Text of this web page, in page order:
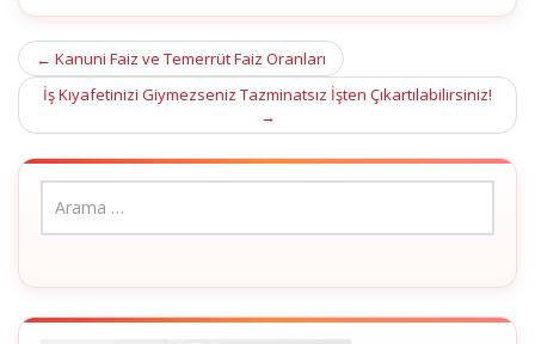
Post
navigation
← Kanuni Faiz ve Temerrüt Faiz Oranları
İş Kıyafetinizi Giymezseniz Tazminatsız İşten Çıkartılabilirsiniz!
→